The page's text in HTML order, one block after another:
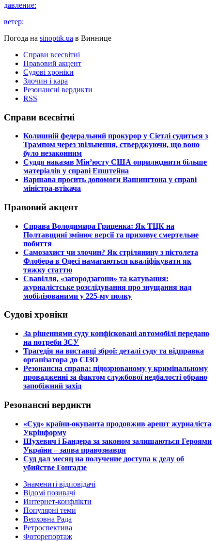
давление:
ветер:
Погода на sinoptik.ua в Виннице
Справи всесвітні
Правовий акцент
Судові хроніки
Злочин і кара
Резонансні вердикти
RSS
Справи всесвітні
​Колишній федеральний прокурор у Сіетлі судиться з
Трампом через звільнення, стверджуючи, що воно
було незаконним
​Суддя наказав Мін’юсту США оприлюднити більше
матеріалів у справі Епштейна
​Варшава просить допомоги Вашингтона у справі
міністра-втікача
Правовий акцент
​Справа Володимира Гриценка: Як ТЦК на
Полтавщині змінює версії та приховує смертельне
побиття
​Самозахист чи злочин? Як стрілянину з пістолета
Флобера в Одесі намагаються кваліфікувати як
тяжку статтю
​Свавілля, «загородзагони» та катування:
журналістське розслідування про знущання над
мобілізованими у 225-му полку
Судові хроніки
​За рішеннями суду конфісковані автомобілі передано
на потреби ЗСУ
​Трагедія на виставці зброї: деталі суду та відправка
організатора до СІЗО
​Резонансна справа: підозрюваному у кримінальному
провадженні за фактом службової недбалості обрано
запобіжний захід
Резонансні вердикти
​«Суд» країни-окупанта продовжив арешт журналіста
Укрінформу
Шухевич і Бандера за законом залишаються Героями
України – заява правознавця
Суд дал месяц на получение доступа к делу об
убийстве Гонгадзе
Знамениті відповідачі
Відомі позивачі
Интернет-конфлікти
Популярні теми
Верховна Рада
Ретроспектива
Фоторепортаж